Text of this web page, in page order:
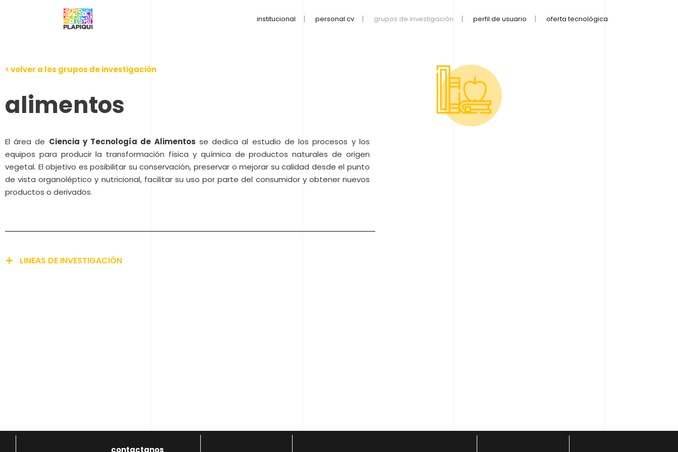
institucional personal cv grupos de investigación perfil de usuario oferta tecnológica
< volver a los grupos de investigación
alimentos
El área de Ciencia y Tecnología de Alimentos se dedica al estudio de los procesos y los
equipos para producir la transformación física y química de productos naturales de origen
vegetal. El objetivo es posibilitar su conservación, preservar o mejorar su calidad desde el punto
de vista organoléptico y nutricional, facilitar su uso por parte del consumidor y obtener nuevos
productos o derivados.
LINEAS DE INVESTIGACIÓN
contactanos